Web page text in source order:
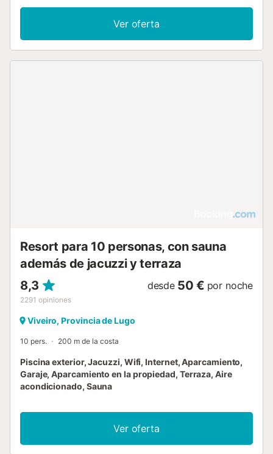
esenciales como calefacción, WiFi y armario. La unidad se
encuentra en la planta baja y dispone de entrada privada.
En el exterior, podrá disfrutar del jardín, la terraza y
mobiliario de exterior, o relajarse en la piscina equipada
Ver oferta
Resort para 10 personas, con sauna
además de jacuzzi y terraza
8,3
2291 opiniones
desde 50 € por noche
Viveiro, Provincia de Lugo
10 pers. 200 m de la costa
Piscina exterior, Jacuzzi, Wifi, Internet, Aparcamiento,
Garaje, Aparcamiento en la propiedad, Terraza, Aire
acondicionado, Sauna
Ver oferta